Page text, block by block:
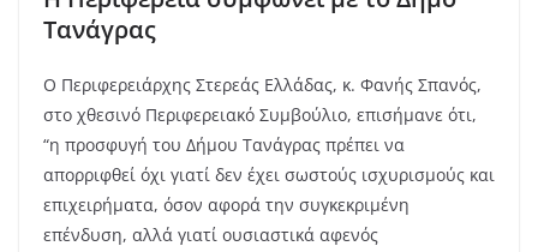
Τανάγρας
Ο Περιφερειάρχης Στερεάς Ελλάδας, κ. Φανής Σπανός,
στο χθεσινό Περιφερειακό Συμβούλιο, επισήμανε ότι,
“η προσφυγή του Δήμου Τανάγρας πρέπει να
απορριφθεί όχι γιατί δεν έχει σωστούς ισχυρισμούς και
επιχειρήματα, όσον αφορά την συγκεκριμένη
επένδυση, αλλά γιατί ουσιαστικά αφενός